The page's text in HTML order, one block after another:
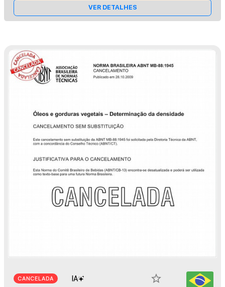
VER DETALHES
CANCELADA
star_border